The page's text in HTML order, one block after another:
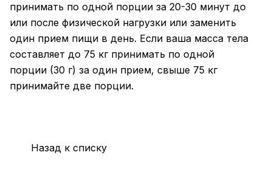
принимать по одной порции за 20-30 минут до
или после физической нагрузки или заменить
один прием пищи в день. Если ваша масса тела
составляет до 75 кг принимать по одной
порции (30 г) за один прием, свыше 75 кг
принимайте две порции.
Назад к списку